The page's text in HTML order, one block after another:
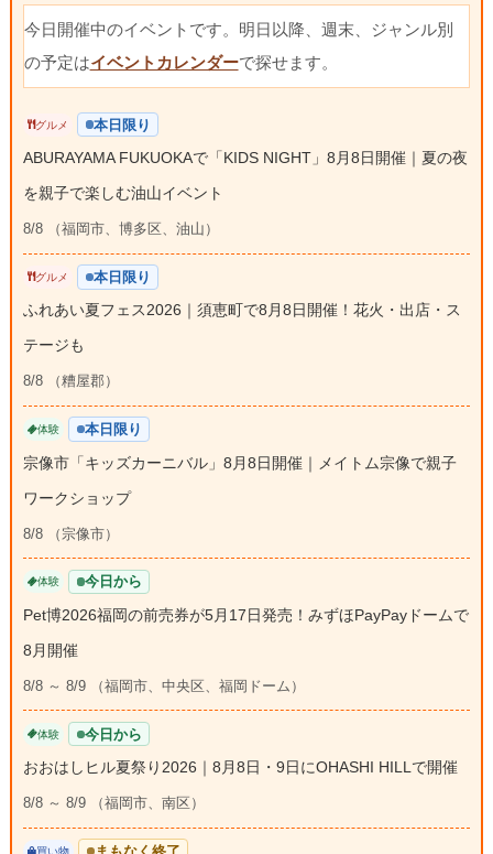
今日開催中のイベントです。明日以降、週末、ジャンル別
の予定はイベントカレンダーで探せます。
グルメ 本日限り
ABURAYAMA FUKUOKAで「KIDS NIGHT」8月8日開催｜夏の夜
を親子で楽しむ油山イベント
8/8 （福岡市、博多区、油山）
グルメ 本日限り
ふれあい夏フェス2026｜須恵町で8月8日開催！花火・出店・ス
テージも
8/8 （糟屋郡）
体験 本日限り
宗像市「キッズカーニバル」8月8日開催｜メイトム宗像で親子
ワークショップ
8/8 （宗像市）
体験 今日から
Pet博2026福岡の前売券が5月17日発売！みずほPayPayドームで
8月開催
8/8 ～ 8/9 （福岡市、中央区、福岡ドーム）
体験 今日から
おおはしヒル夏祭り2026｜8月8日・9日にOHASHI HILLで開催
8/8 ～ 8/9 （福岡市、南区）
買い物